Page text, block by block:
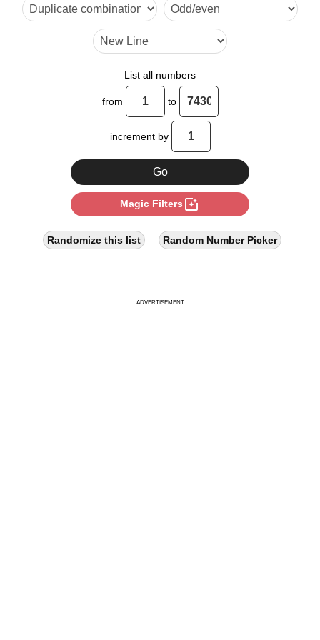
List all numbers
from to
increment by
Magic Filters photo_filter
Randomize this list Random Number Picker
ADVERTISEMENT